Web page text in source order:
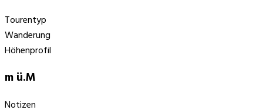
Tourentyp
Wanderung
Höhenprofil
m ü.M
Notizen